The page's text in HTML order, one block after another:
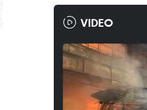
VIDEO